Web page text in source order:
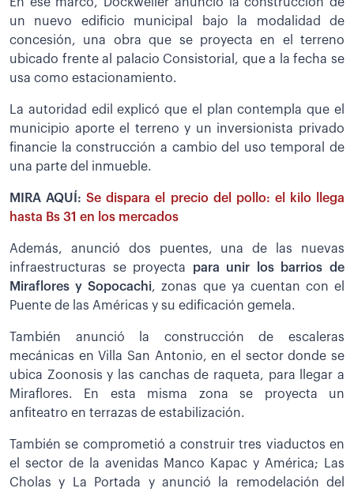
un nuevo edificio municipal bajo la modalidad de
concesión, una obra que se proyecta en el terreno
ubicado frente al palacio Consistorial, que a la fecha se
usa como estacionamiento.
La autoridad edil explicó que el plan contempla que el
municipio aporte el terreno y un inversionista privado
financie la construcción a cambio del uso temporal de
una parte del inmueble.
MIRA AQUÍ:Se dispara el precio del pollo: el kilo llega
hasta Bs 31 en los mercados
Además, anunció dos puentes, una de las nuevas
infraestructuras se proyecta para unir los barrios de
Miraflores y Sopocachi, zonas que ya cuentan con el
Puente de las Américas y su edificación gemela.
También anunció la construcción de escaleras
mecánicas en Villa San Antonio, en el sector donde se
ubica Zoonosis y las canchas de raqueta, para llegar a
Miraflores. En esta misma zona se proyecta un
anfiteatro en terrazas de estabilización.
También se comprometió a construir tres viaductos en
el sector de la avenidas Manco Kapac y América; Las
Cholas y La Portada y anunció la remodelación del